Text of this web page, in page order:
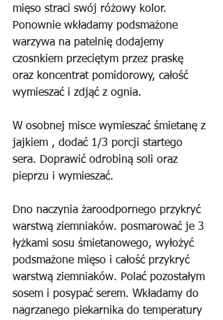
mięso straci swój różowy kolor.
Ponownie wkładamy podsmażone
warzywa na patelnię dodajemy
czosnkiem przeciętym przez praskę
oraz koncentrat pomidorowy, całość
wymieszać i zdjąć z ognia.
W osobnej misce wymieszać śmietanę z
jajkiem , dodać 1/3 porcji startego
sera. Doprawić odrobiną soli oraz
pieprzu i wymieszać.
Dno naczynia żaroodpornego przykryć
warstwą ziemniaków. posmarować je 3
łyżkami sosu śmietanowego, wyłożyć
podsmażone mięso i całość przykryć
warstwą ziemniaków. Polać pozostałym
sosem i posypać serem. Wkładamy do
nagrzanego piekarnika do temperatury